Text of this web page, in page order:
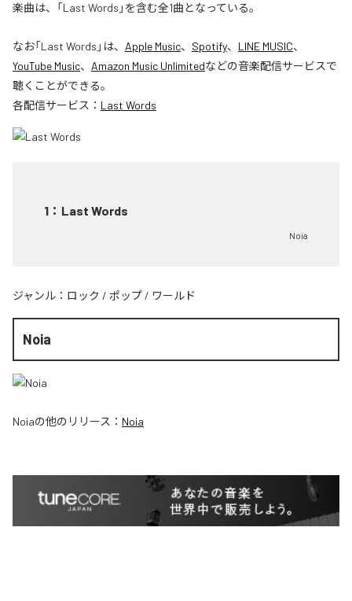
楽曲は、「Last Words」を含む全1曲となっている。
なお「Last Words 」は、 Apple Music、 Spotify、 LINE MUSIC、
YouTube Music、 Amazon Music Unlimitedなどの音楽配信サービスで
聴くことができる。
各配信サービス： Last Words
1 ： Last Words
Noia
ジャンル： ロック / ポップ / ワールド
Noia
Noiaの他のリリース： Noia